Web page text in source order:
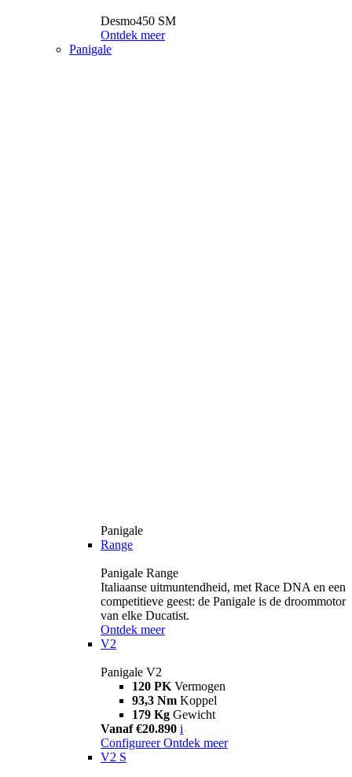
Desmo450 SM
Ontdek meer
Panigale
Panigale
Range
Panigale Range
Italiaanse uitmuntendheid, met Race DNA en een
competitieve geest: de Panigale is de droommotor
van elke Ducatist.
Ontdek meer
V2
Panigale V2
120 PK Vermogen
93,3 Nm Koppel
179 Kg Gewicht
Vanaf €20.890 i
Configureer Ontdek meer
V2 S